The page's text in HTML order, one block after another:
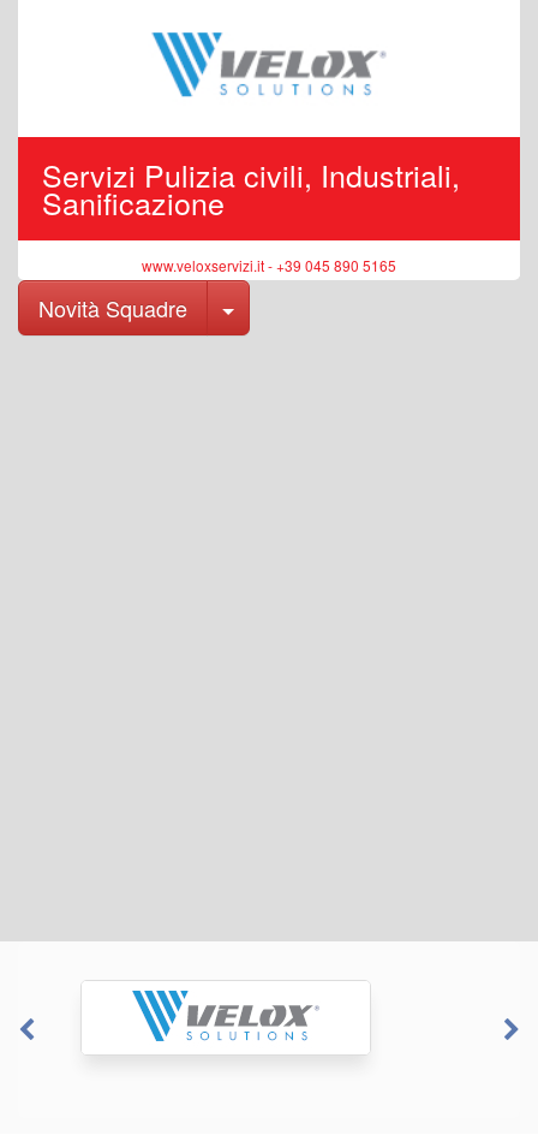
Servizi Pulizia civili, Industriali,
Sanificazione
www.veloxservizi.it - +39 045 890 5165
Novità Squadre Toggle Dropdown